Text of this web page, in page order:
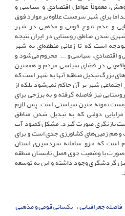
معمولاً عوامل اقتصادی و سیاسی و
اما برای شهر سرمست علاوه بر موارد فوق
و عدم تنوع قومی و مذهبی در شهر
شدن مناطق روستایی در ایران نتیجه
است که تا زمانی منطقه‌ای به شهر
و اقتصادی، سیاسی و ... محروم می‌شود و
در فضای سیاسی مردم و همچنین
بزرگ تبدیل منطقه آنها به شهر است که
شهر بر آن حاکم نمی‌شود بلکه از
نیز فاصله گرفته و به برزخی برای
نمونه چنین سیاستی است. پس لازم
دولتی که به تبدیل شدن مناطق
بازنگری صورت گیرد. مشکل کمبود آب
هم زمین‌های کشاورزی جدی است و برای
است که جزو سامانه سردسیری استان
با وضعیت جوی فصل تابستان منطقه
گردشگری وجود داشته و این به توسعه
فاصله جغرافیایی یکسانی قومی و مذهبی